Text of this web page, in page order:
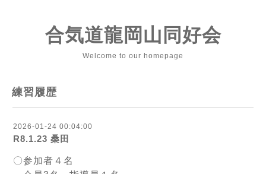
合気道龍岡山同好会
Welcome to our homepage
練習履歴
2026-01-24 00:04:00
R8.1.23 桑田
〇参加者４名